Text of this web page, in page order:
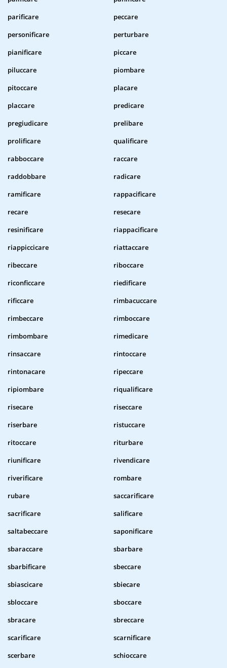
parificare
peccare
personificare
perturbare
pianificare
piccare
piluccare
piombare
pitoccare
placare
placcare
predicare
pregiudicare
prelibare
prolificare
qualificare
rabboccare
raccare
raddobbare
radicare
ramificare
rappacificare
recare
resecare
resinificare
riappacificare
riappiccicare
riattaccare
ribeccare
riboccare
riconficcare
riedificare
rificcare
rimbacuccare
rimbeccare
rimboccare
rimbombare
rimedicare
rinsaccare
rintoccare
rintonacare
ripeccare
ripiombare
riqualificare
risecare
riseccare
riserbare
ristuccare
ritoccare
riturbare
riunificare
rivendicare
riverificare
rombare
rubare
saccarificare
sacrificare
salificare
saltabeccare
saponificare
sbaraccare
sbarbare
sbarbificare
sbeccare
sbiascicare
sbiecare
sbloccare
sboccare
sbracare
sbreccare
scarificare
scarnificare
scerbare
schioccare